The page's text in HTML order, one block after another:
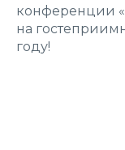
конференции
на
году!